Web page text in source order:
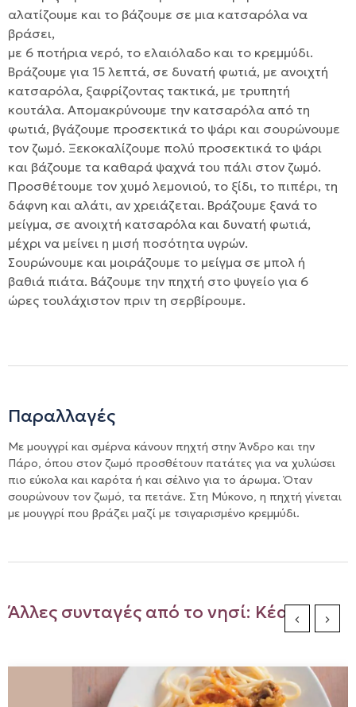
αλατίζουμε και το βάζουμε σε μια κατσαρόλα να
βράσει,
με 6 ποτήρια νερό, το ελαιόλαδο και το κρεμμύδι.
Βράζουμε για 15 λεπτά, σε δυνατή φωτιά, με ανοιχτή
κατσαρόλα, ξαφρίζοντας τακτικά, με τρυπητή
κουτάλα. Απομακρύνουμε την κατσαρόλα από τη
φωτιά, βγάζουμε προσεκτικά το ψάρι και σουρώνουμε
τον ζωμό. Ξεκοκαλίζουμε πολύ προσεκτικά το ψάρι
και βάζουμε τα καθαρά ψαχνά του πάλι στον ζωμό.
Προσθέτουμε τον χυμό λεμονιού, το ξίδι, το πιπέρι, τη
δάφνη και αλάτι, αν χρειάζεται. Βράζουμε ξανά το
μείγμα, σε ανοιχτή κατσαρόλα και δυνατή φωτιά,
μέχρι να μείνει η μισή ποσότητα υγρών.
Σουρώνουμε και μοιράζουμε το μείγμα σε μπολ ή
βαθιά πιάτα. Βάζουμε την πηχτή στο ψυγείο για 6
ώρες τουλάχιστον πριν τη σερβίρουμε.
Παραλλαγές
Με μουγγρί και σμέρνα κάνουν πηχτή στην Άνδρο και την
Πάρο, όπου στον ζωμό προσθέτουν πατάτες για να χυλώσει
πιο εύκολα και καρότα ή και σέλινο για το άρωμα. Όταν
σουρώνουν τον ζωμό, τα πετάνε. Στη Μύκονο, η πηχτή γίνεται
με μουγγρί που βράζει μαζί με τσιγαρισμένο κρεμμύδι.
Άλλες συνταγές από το νησί: Κέα PreviousNext